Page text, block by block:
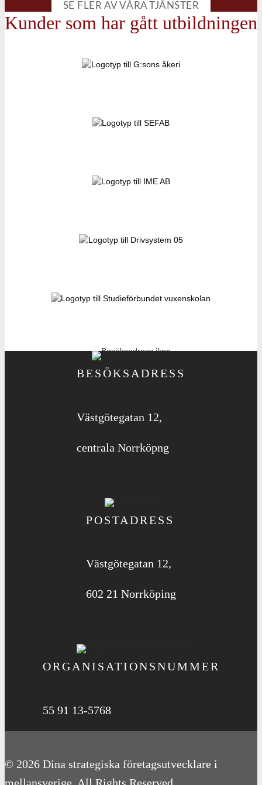
SE FLER AV VÅRA TJÄNSTER
Kunder som har gått utbildningen
BESÖKSADRESS
Västgötegatan 12,
centrala Norrköpng
POSTADRESS
Västgötegatan 12,
602 21 Norrköping
ORGANISATIONS­NUMMER
55 91 13-5768
© 2026 Dina strategiska företagsutvecklare i